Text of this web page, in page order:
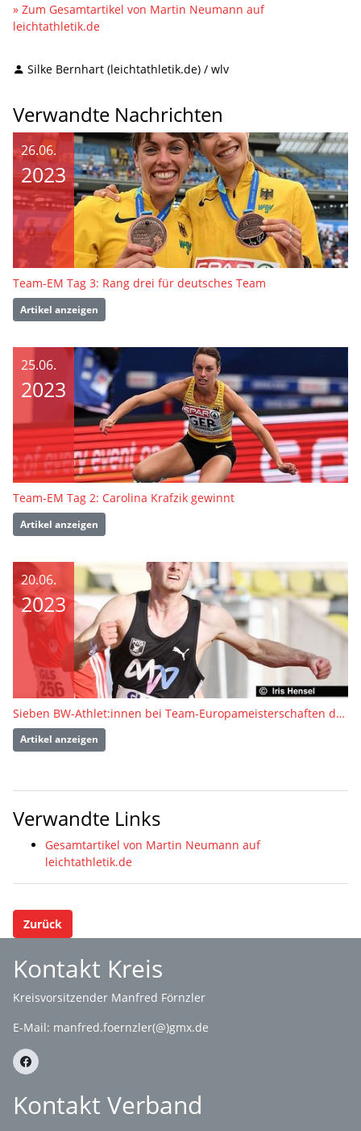
» Zum Gesamtartikel von Martin Neumann auf
leichtathletik.de
Silke Bernhart (leichtathletik.de) / wlv
Verwandte Nachrichten
26.06.
2023
Team-EM Tag 3: Rang drei für deutsches Team
Artikel anzeigen
25.06.
2023
Team-EM Tag 2: Carolina Krafzik gewinnt
Artikel anzeigen
20.06.
2023
Sieben BW-Athlet:innen bei Team-Europameisterschaften dabei
Artikel anzeigen
Verwandte Links
Gesamtartikel von Martin Neumann auf
leichtathletik.de
Zurück
Kontakt Kreis
Kreisvorsitzender Manfred Förnzler
E-Mail: manfred.foernzler(@)gmx.de
Kontakt Verband